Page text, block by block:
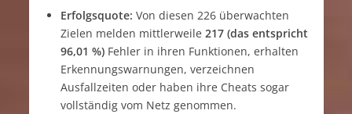
Erfolgsquote: Von diesen 226 überwachten
Zielen melden mittlerweile 217 (das entspricht
96,01 %)Fehler in ihren Funktionen, erhalten
Erkennungswarnungen, verzeichnen
Ausfallzeiten oder haben ihre Cheats sogar
vollständig vom Netz genommen.